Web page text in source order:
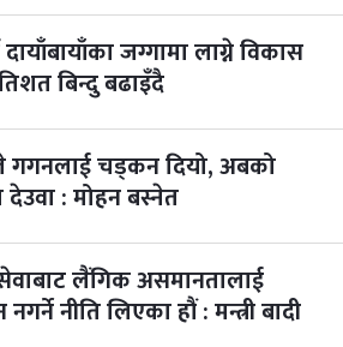
दायाँबायाँका जग्गामा लाग्ने विकास
बिन्दु बढाइँदै
गगनलाई चड्कन दियो, अबको
: मोहन बस्नेत
लैंगिक असमानतालाई
नगर्ने नीति लिएका हौं : मन्त्री बादी